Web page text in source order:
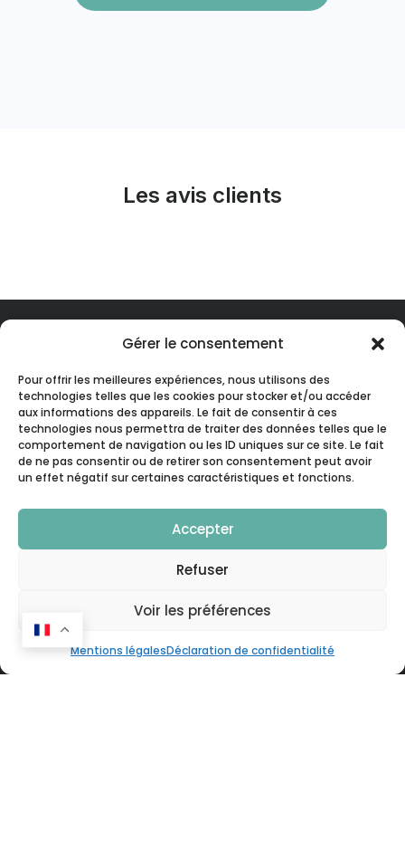
Gérer le consentement
Pour offrir les meilleures expériences, nous utilisons des
technologies telles que les cookies pour stocker et/ou accéder
aux informations des appareils. Le fait de consentir à ces
technologies nous permettra de traiter des données telles que le
comportement de navigation ou les ID uniques sur ce site. Le fait
de ne pas consentir ou de retirer son consentement peut avoir
un effet négatif sur certaines caractéristiques et fonctions.
Accepter
Refuser
Voir les préférences
Mentions légalesDéclaration de confidentialité
Les avis clients
Sites Web
Community Management
Shooting vidéo/photo
Identité visuelle
Rédaction de contenu